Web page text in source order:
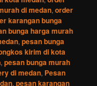
di medan,order
karangan bunga
bunga harga murah
,pesan bunga
kirim di kota
,pesan bunga murah
di medan, Pesan
,pesan karangan